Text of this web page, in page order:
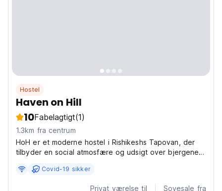
Hostel
Haven on Hill
10Fabelagtigt(1)
1.3km fra centrum
HoH er et moderne hostel i Rishikeshs Tapovan, der
tilbyder en social atmosfære og udsigt over bjergene.
Valley. (Auto-translated from original language)
Covid-19 sikker
Privat værelse til Sovesale fra